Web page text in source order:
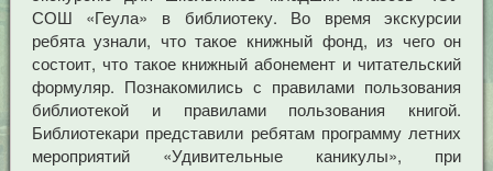
СОШ «Геула» в библиотеку. Во время экскурсии
ребята узнали, что такое книжный фонд, из чего он
состоит, что такое книжный абонемент и читательский
формуляр. Познакомились с правилами пользования
библиотекой и правилами пользования книгой.
Библиотекари представили ребятам программу летних
мероприятий «Удивительные каникулы», при